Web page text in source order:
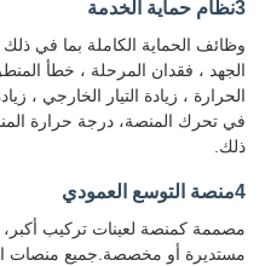
3نظام حماية الخدمة
وظائف الحماية الكاملة بما في ذلك
الجهد ، فقدان المرحلة ، خطأ
الحرارة ، زيادة التيار الخارجي ،
في تحرك المنصة، درجة حرارة
ذلك.
4منصة التوسع العمودي
مصممة كمنصة لعينات تركيب أكبر،
مستديرة أو مخصصة.جميع منصات